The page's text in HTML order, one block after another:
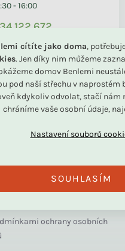
cítíte jako doma,
. Jen díky nim můžeme
domov Benlemi
pod naší střechu v naprostém
kdykoliv odvolat, stačí nám
chráníme vaše osobní údaje,
SOUHLASÍM
- 16:00
122 672
domů
Zasíláme jen užitečné info
ODESLAT
ochrany osobních